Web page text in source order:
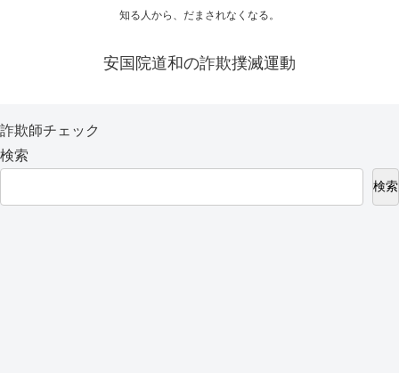
知る人から、だまされなくなる。
安国院道和の詐欺撲滅運動
詐欺師チェック
検索
検索